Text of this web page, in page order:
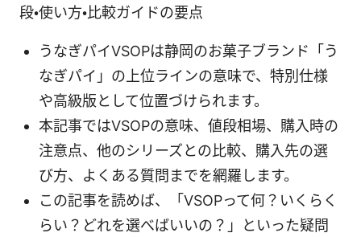
段・使い方・比較ガイドの要点
うなぎパイVSOPは静岡のお菓子ブランド「う
なぎパイ」の上位ラインの意味で、特別仕様
や高級版として位置づけられます。
本記事ではVSOPの意味、値段相場、購入時の
注意点、他のシリーズとの比較、購入先の選
び方、よくある質問までを網羅します。
この記事を読めば、「VSOPって何？いくらく
らい？どれを選べばいいの？」といった疑問